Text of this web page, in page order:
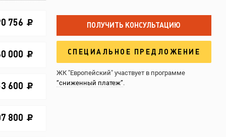
756
000
600
800
ПОЛУЧИТЬ КОНСУЛЬТАЦИЮ
СПЕЦИАЛЬНОЕ ПРЕДЛОЖЕНИЕ
ЖК "Европейский" участвует в программе
“сниженный платеж”.